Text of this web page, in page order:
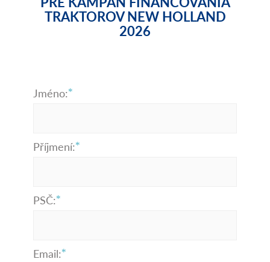
TRAKTOROV NEW HOLLAND
2026
Jméno:
Příjmení:
PSČ:
Email: